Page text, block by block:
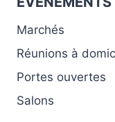
Marchés
Réunions à
Portes ouvertes
Salons